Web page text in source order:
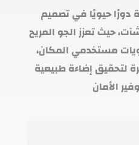
دورًا حيويًا في تصميم
حيث تعزز الجو المريح
مستخدمي المكان،
لتحقيق إضاءة طبيعية
الأمان